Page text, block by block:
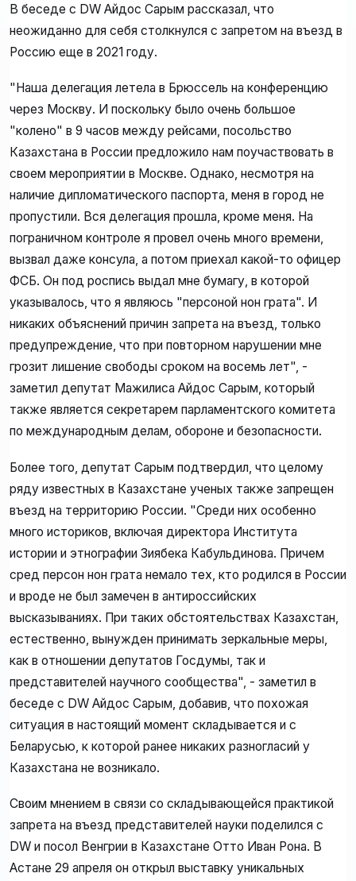
В беседе с DW Айдос Сарым рассказал, что
неожиданно для себя столкнулся с запретом на въезд в
Россию еще в 2021 году.
"Наша делегация летела в Брюссель на конференцию
через Москву. И поскольку было очень большое
"колено" в 9 часов между рейсами, посольство
Казахстана в России предложило нам поучаствовать в
своем мероприятии в Москве. Однако, несмотря на
наличие дипломатического паспорта, меня в город не
пропустили. Вся делегация прошла, кроме меня. На
пограничном контроле я провел очень много времени,
вызвал даже консула, а потом приехал какой-то офицер
ФСБ. Он под роспись выдал мне бумагу, в которой
указывалось, что я являюсь "персоной нон грата". И
никаких объяснений причин запрета на въезд, только
предупреждение, что при повторном нарушении мне
грозит лишение свободы сроком на восемь лет", -
заметил депутат Мажилиса Айдос Сарым, который
также является секретарем парламентского комитета
по международным делам, обороне и безопасности.
Более того, депутат Сарым подтвердил, что целому
ряду известных в Казахстане ученых также запрещен
въезд на территорию России. "Среди них особенно
много историков, включая директора Института
истории и этнографии Зиябека Кабульдинова. Причем
сред персон нон грата немало тех, кто родился в России
и вроде не был замечен в антироссийских
высказываниях. При таких обстоятельствах Казахстан,
естественно, вынужден принимать зеркальные меры,
как в отношении депутатов Госдумы, так и
представителей научного сообщества", - заметил в
беседе с DW Айдос Сарым, добавив, что похожая
ситуация в настоящий момент складывается и с
Беларусью, к которой ранее никаких разногласий у
Казахстана не возникало.
Своим мнением в связи со складывающейся практикой
запрета на въезд представителей науки поделился с
DW и посол Венгрии в Казахстане Отто Иван Рона. В
Астане 29 апреля он открыл выставку уникальных